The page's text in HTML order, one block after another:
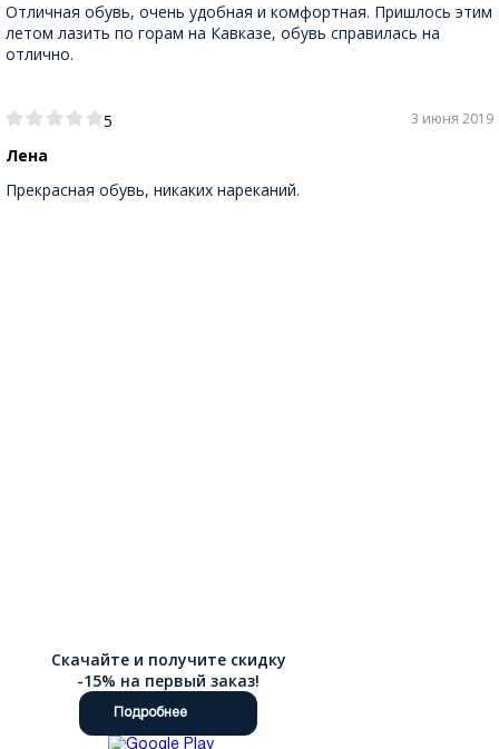
Отличная обувь, очень удобная и комфортная. Пришлось этим
летом лазить по горам на Кавказе, обувь справилась на
отлично.
5
Лена
3 июня 2019
Прекрасная обувь, никаких нареканий.
Скачайте и получите скидку
-15% на первый заказ!
Подробнее